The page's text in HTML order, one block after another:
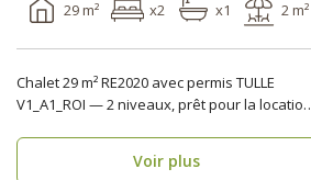
29 m² x2 x1 2 m²
Chalet 29 m² RE2020 avec permis TULLE
V1_A1_ROI — 2 niveaux, prêt pour la location
Voir plus